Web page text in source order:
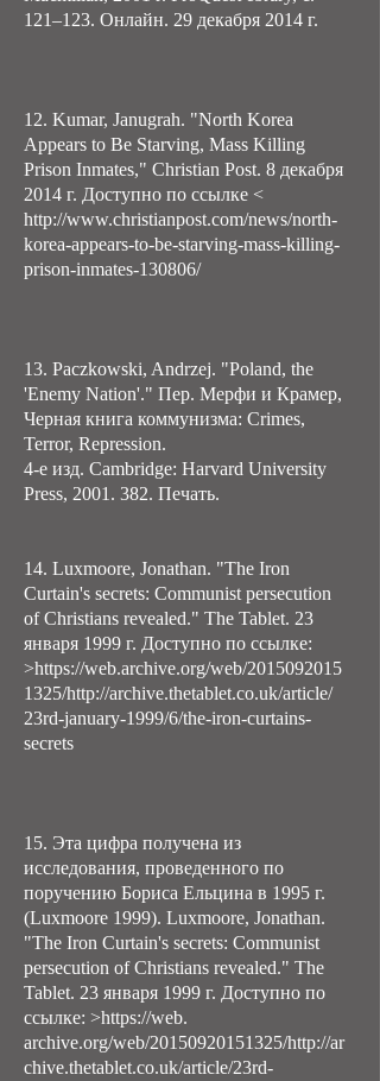
121–123. Онлайн. 29 декабря 2014 г.
12. Kumar, Janugrah. "North Korea
Appears to Be Starving, Mass Killing
Prison Inmates," Christian Post. 8 декабря
2014 г. Доступно по ссылке <
http://www.christianpost.com/news/north-
korea-appears-to-be-starving-mass-killing-
prison-inmates-130806/
13. Paczkowski, Andrzej. "Poland, the
'Enemy Nation'." Пер. Мерфи и Крамер,
Черная книга коммунизма: Crimes,
Terror, Repression.
4-е изд. Cambridge: Harvard University
Press, 2001. 382. Печать.
14. Luxmoore, Jonathan. "The Iron
Curtain's secrets: Communist persecution
of Christians revealed." The Tablet. 23
января 1999 г. Доступно по ссылке:
>https://web.archive.org/web/2015092015
1325/http://archive.thetablet.co.uk/article/
23rd-january-1999/6/the-iron-curtains-
secrets
15. Эта цифра получена из
исследования, проведенного по
поручению Бориса Ельцина в 1995 г.
(Luxmoore 1999). Luxmoore, Jonathan.
"The Iron Curtain's secrets: Communist
persecution of Christians revealed." The
Tablet. 23 января 1999 г. Доступно по
ссылке: >https://web.
archive.org/web/20150920151325/http://ar
chive.thetablet.co.uk/article/23rd-